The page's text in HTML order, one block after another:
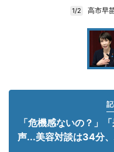
1/2 高市早
「危機感ないの？」
声...美容対談は34分